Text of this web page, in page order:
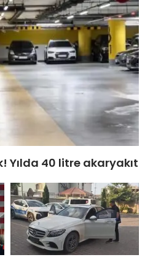
Yılda 40 litre akaryakıt